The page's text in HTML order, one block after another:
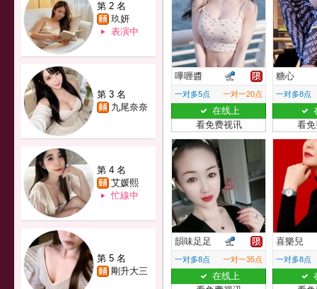
第 2 名
玖妍
表演中
第 3 名
九尾奈奈
第 4 名
艾媛熙
忙線中
第 5 名
剛升大三
嗶喱醬
一对多5点 一对一20点
在线上
看免费视讯
糖心
一对多8点
看
韻味足足
一对多8点 一对一35点
在线上
喜樂兒
一对多8点